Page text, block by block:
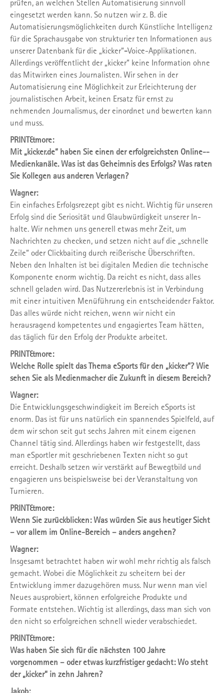
prüfen, an welchen Stellen Automati­sierung sinnvoll
eingesetzt werden kann. So nutzen wir z. B. die
Automatisierungsmög­lichkeiten durch Künstliche Intelligenz
für die Sprachausgabe von strukturier ten Informationen aus
unserer Datenbank für die „kicker“-­Voice­-Applikationen.
Allerdings ver­öffentlicht der „kicker“ keine Information ohne
das Mitwirken eines Journalisten. Wir sehen in der
Automatisierung eine Möglich­keit zur Erleichterung der
journalistischen Arbeit, keinen Ersatz für ernst zu
nehmenden Journalismus, der einordnet und bewerten kann
und muss.
PRINT&more:
Mit „kicker.de“ haben Sie einen der erfolgreichsten Online-­
Medienkanäle. Was ist das Geheimnis des Erfolgs? Was raten
Sie Kollegen aus anderen Verlagen?
Wagner:
Ein einfaches Erfolgsrezept gibt es nicht. Wichtig für unseren
Erfolg sind die Seriosität und Glaubwürdigkeit unserer In­
halte. Wir nehmen uns generell etwas mehr Zeit, um
Nachrichten zu checken, und setzen nicht auf die „schnelle
Zeile“ oder Clickbai­ting durch reißerische Überschriften.
Neben den Inhalten ist bei digitalen Medien die technische
Komponente enorm wichtig. Da reicht es nicht, dass alles
schnell geladen wird. Das Nutzererlebnis ist in Verbindung
mit ei­ner intuitiven Menüführung ein entscheiden­der Faktor.
Das alles würde nicht reichen, wenn wir nicht ein
herausragend kompetentes und engagiertes Team hätten,
das täglich für den Erfolg der Produkte arbeitet.
PRINT&more:
Welche Rolle spielt das Thema eSports für den „kicker“? Wie
sehen Sie als Medienmacher die Zukunft in diesem Bereich?
Wagner:
Die Entwicklungsgeschwindig­keit im Bereich eSports ist
enorm. Das ist für uns natürlich ein spannendes Spielfeld, auf
dem wir schon seit gut sechs Jahren mit ei­nem eigenen
Channel tätig sind. Allerdings haben wir festgestellt, dass
man eSportler mit geschriebenen Texten nicht so gut
erreicht. Deshalb setzen wir verstärkt auf Bewegtbild und
engagieren uns beispielsweise bei der Veranstaltung von
Turnieren.
PRINT&more:
Wenn Sie zurückblicken: Was würden Sie aus heutiger Sicht
– vor allem im Online-­Bereich – anders angehen?
Wagner:
Insgesamt betrachtet haben wir wohl mehr richtig als falsch
gemacht. Wobei die Möglichkeit zu scheitern bei der
Entwick­lung immer dazugehören muss. Nur wenn man viel
Neues ausprobiert, können erfolgreiche Produkte und
Formate entstehen. Wichtig ist allerdings, dass man sich von
den nicht so erfolgreichen schnell wieder verabschiedet.
PRINT&more:
Was haben Sie sich für die nächsten 100 Jahre
vorgenommen – oder etwas kurzfristiger gedacht: Wo steht
der „kicker“ in zehn Jahren?
Jakob: